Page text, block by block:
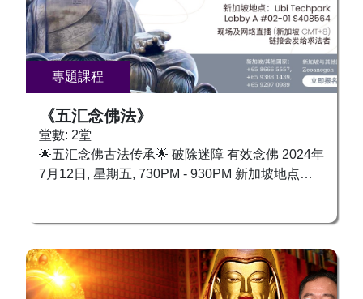
專題課程
《五汇念佛法》
堂數: 2堂
🌟五汇念佛古法传承🌟 破除迷障 有效念佛 2024年
7月12日, 星期五, 730PM - 930PM 新加坡地点：
该如何有效？ 念佛诸多误区，是否您也中招？ ❓
误区一：念佛成为口头禅？唇动念佛，妄念纷飞，
未能真正观想转化，难以与佛相应。 ❓误区二：忙